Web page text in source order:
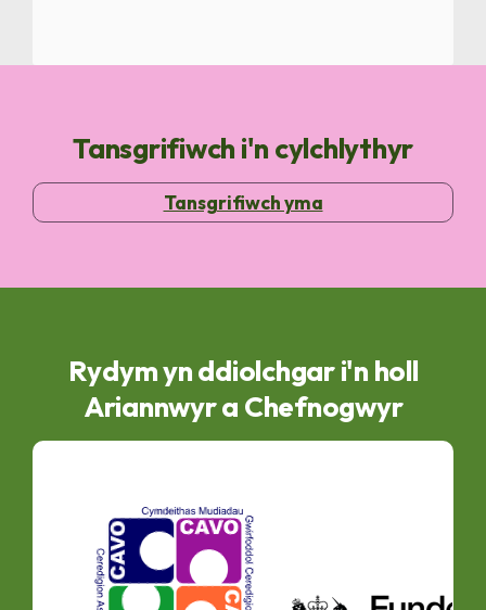
Tansgrifiwch i'n cylchlythyr
Tansgrifiwch yma
Rydym yn ddiolchgar i'n holl
Ariannwyr a Chefnogwyr